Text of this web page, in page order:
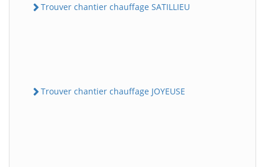
Trouver chantier chauffage SATILLIEU
Trouver chantier chauffage JOYEUSE